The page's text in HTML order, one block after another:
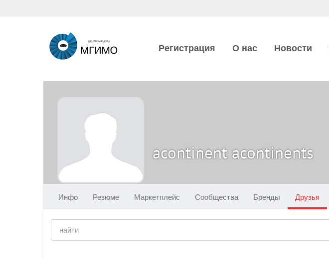
Регистрация О нас Новости
acontinent acontinents
Инфо Резюме Маркетплейс Сообщества Бренды Друзья